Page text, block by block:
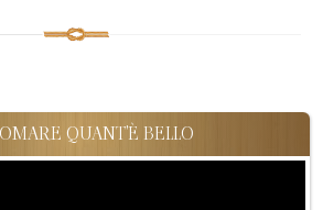
QUANT'È BELLO